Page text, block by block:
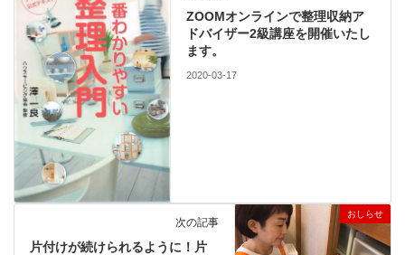
ZOOMオンラインで整理収納ア
ドバイザー2級講座を開催いたし
ます。
2020-03-17
おしらせ
次の記事
片付けが続けられるように！片